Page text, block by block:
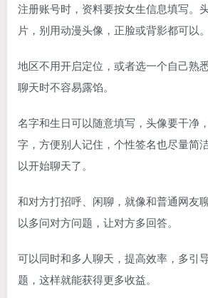
注册账号时，资料要按女生信息填写。
片，别用动漫头像，正脸或背影都可以。
地区不用开启定位，或者选一个自己熟
聊天时不容易露馅。
名字和生日可以随意填写，头像要干净
字，方便别人记住，个性签名也尽量简
以开始聊天了。
和对方打招呼、闲聊，就像和普通网友
以多问对方问题，让对方多回答。
可以同时和多人聊天，提高效率，多引
题，这样就能获得更多收益。